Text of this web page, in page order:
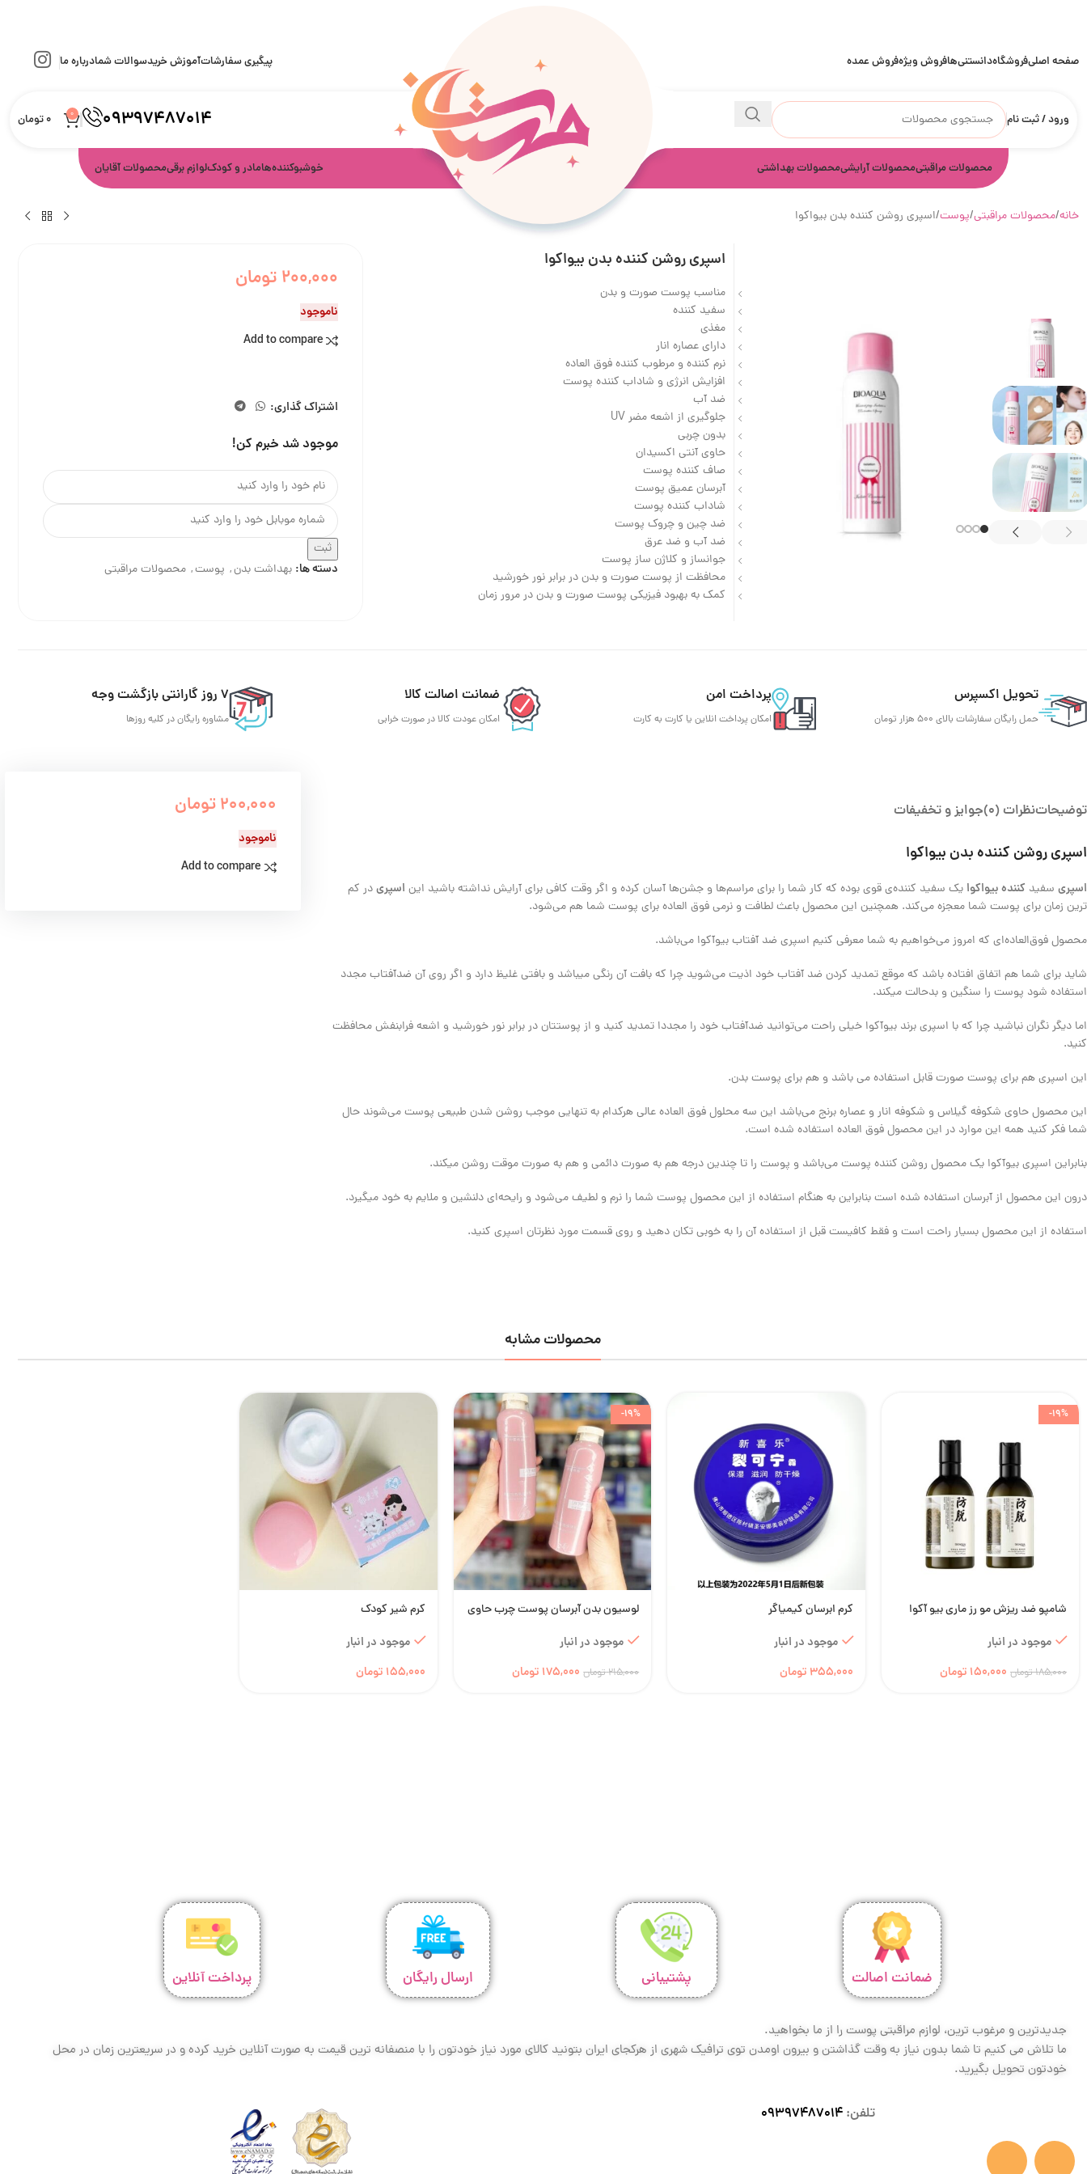
صفحه اصلیفروشگاهدانستنی‌هافروش ویژهفروش عمده پیگیری سفارشاتآموزش خریدسوالات شمادرباره ما
ورود / ثبت نام 09397487014
0
0تومان
محصولات مراقبتیمحصولات آرایشیمحصولات بهداشتی خوشبوکننده‌هامادر و کودکلوازم برقیمحصولات آقایان
خانه محصولات مراقبتی پوست اسپری روشن کننده بدن بیواکوا
اسپری روشن کننده بدن بیواکوا
مناسب پوست صورت و بدن
سفید کننده
مغذی
دارای عصاره انار
نرم کننده و مرطوب کننده فوق العاده
افزایش انرژی و شاداب کننده پوست
ضد آب
جلوگیری از اشعه مضر UV
بدون چربی
حاوی آنتی اکسیدان
صاف کننده پوست
آبرسان عمیق پوست
شاداب کننده پوست
ضد چین و چروک پوست
ضد آب و ضد عرق
جوانساز و کلاژن ساز پوست
محافظت از پوست صورت و بدن در برابر نور خورشید
کمک به بهبود فیزیکی پوست صورت و بدن در مرور زمان
200,000 تومان
ناموجود
Add to compare
اشتراک گذاری:
موجود شد خبرم کن!
ثبت
دسته ها: بهداشت بدن, پوست, محصولات مراقبتی
تحویل اکسپرس
حمل رایگان سفارشات بالای 500 هزار تومان
پرداخت امن
امکان پرداخت انلاین یا کارت به کارت
ضمانت اصالت کالا
امکان عودت کالا در صورت خرابی
7 روز گارانتی بازگشت وجه
مشاوره رایگان در کلیه روزها
توضیحاتنظرات (0) جوایز و تخفیفات
اسپری روشن کننده بدن بیواکوا
اسپری سفید کننده بیواکوا یک سفید کننده‌ی قوی بوده که کار شما را برای مراسم‌ها و جشن‌ها آسان کرده و اگر وقت کافی برای آرایش نداشته باشید این اسپریدر کم
ترین زمان برای پوست شما معجزه می‌کند. همچنین این محصول باعث لطافت و نرمی فوق العاده برای پوست شما هم می‌شود.
محصول فوق‌العاده‌ای که امروز می‌خواهیم به شما معرفی کنیم اسپری ضد آفتاب بیوآکوا می‌باشد.
شاید برای شما هم اتفاق افتاده باشد که موقع تمدید کردن ضد آفتاب خود اذیت می‌شوید چرا که بافت آن رنگی میباشد و بافتی غلیظ دارد و اگر روی آن ضدآفتاب مجدد
استفاده شود پوست را سنگین و بدحالت میکند.
اما دیگر نگران نباشید چرا که با اسپری برند بیوآکوا خیلی راحت می‌توانید ضدآفتاب خود را مجددا تمدید کنید و از پوستتان در برابر نور خورشید و اشعه فرابنفش محافظت
کنید.
این اسپری هم برای پوست صورت قابل استفاده می باشد و هم برای پوست بدن.
این محصول حاوی شکوفه گیلاس و شکوفه انار و عصاره برنج می‌باشد این سه محلول فوق العاده عالی هرکدام به تنهایی موجب روشن شدن طبیعی پوست می‌شوند حال
شما فکر کنید همه این موارد در این محصول فوق العاده استفاده شده است.
بنابراین اسپری بیوآکوا یک محصول روشن کننده پوست می‌باشد و پوست را تا چندین درجه هم به صورت دائمی و هم به صورت موقت روشن میکند.
درون این محصول از آبرسان استفاده شده است بنابراین به هنگام استفاده از این محصول پوست شما را نرم و لطیف می‌شود و رایحه‌ای دلنشین و ملایم به خود میگیرد.
استفاده از این محصول بسیار راحت است و فقط کافیست قبل از استفاده آن را به خوبی تکان دهید و روی قسمت مورد نظر‌تان اسپری کنید.
200,000تومان
ناموجود
Add to compare
محصولات مشابه
-19%
شامپو ضد ریزش مو رز ماری بیو آکوا
موجود در انبار
185,000تومان 150,000 تومان
کرم ابرسان کیمیاگر
موجود در انبار
355,000 تومان
-19%
لوسیون بدن آبرسان پوست چرب حاوی
موجود در انبار
215,000تومان 175,000 تومان
کرم شیر کودک
موجود در انبار
155,000 تومان
ضمانت اصالت پشتیبانی ارسال رایگان پرداخت آنلاین
جدیدترین و مرغوب ترین، لوازم مراقبتی پوست را از ما بخواهید.
ما تلاش می کنیم تا شما بدون نیاز به وقت گذاشتن و بیرون اومدن توی ترافیک شهری از هرکجای ایران بتونید کالای مورد نیاز خودتون را با منصفانه ترین قیمت به صورت آنلاین خرید کرده و در سریعترین زمان در محل
خودتون تحویل بگیرید.
تلفن:09397487014